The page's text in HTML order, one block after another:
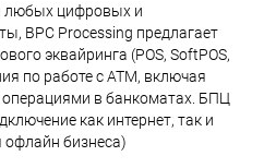
любых цифровых и
BPC Processing предлагает
эквайринга (POS, SoftPOS,
по работе с ATM, включая
в банкоматах. БПЦ
как интернет, так и
офлайн бизнеса)